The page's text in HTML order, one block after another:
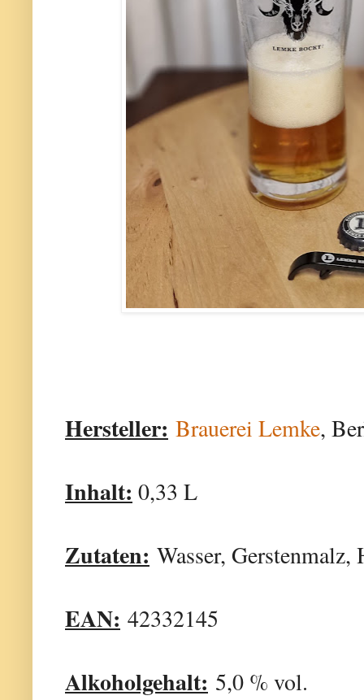
Hersteller: Brauerei Lemke,
Inhalt: 0,33 L
Zutaten: Wasser, Gerstenmalz,
EAN: 42332145
Alkoholgehalt: 5,0 % vol.